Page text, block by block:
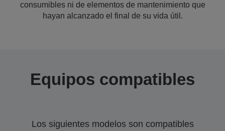
consumibles ni de elementos de mantenimiento que
hayan alcanzado el final de su vida útil.
Equipos compatibles
Los siguientes modelos son compatibles